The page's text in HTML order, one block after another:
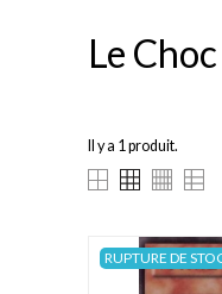
Le
Il y a 1 produit.
RUPTURE DE